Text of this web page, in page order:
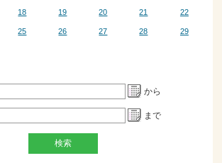
18 19 20 21 22
25 26 27 28 29
から
まで